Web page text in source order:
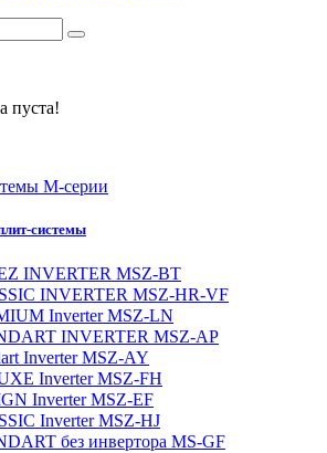
пуста!
M-серии
системы
INVERTER MSZ-BT
INVERTER MSZ-HR-VF
Inverter MSZ-LN
INVERTER MSZ-AP
Inverter MSZ-AY
Inverter MSZ-FH
Inverter MSZ-EF
Inverter MSZ-HJ
без инвертора MS-GF